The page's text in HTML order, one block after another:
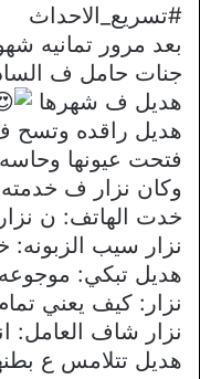
#تسريع_الاحداث
بعد مرور تمانيه
جنات حامل ف
هديل ف شهرها
هديل راقده وتسح
فتحت عيونها
وكان نزار ف
خدت الهاتف: ن نزار
نزار سيب الزبونه:
هديل تبكي: موجوعه
نزار: كيف يعني
نزار شاف العامل:
هديل تتلامس ع